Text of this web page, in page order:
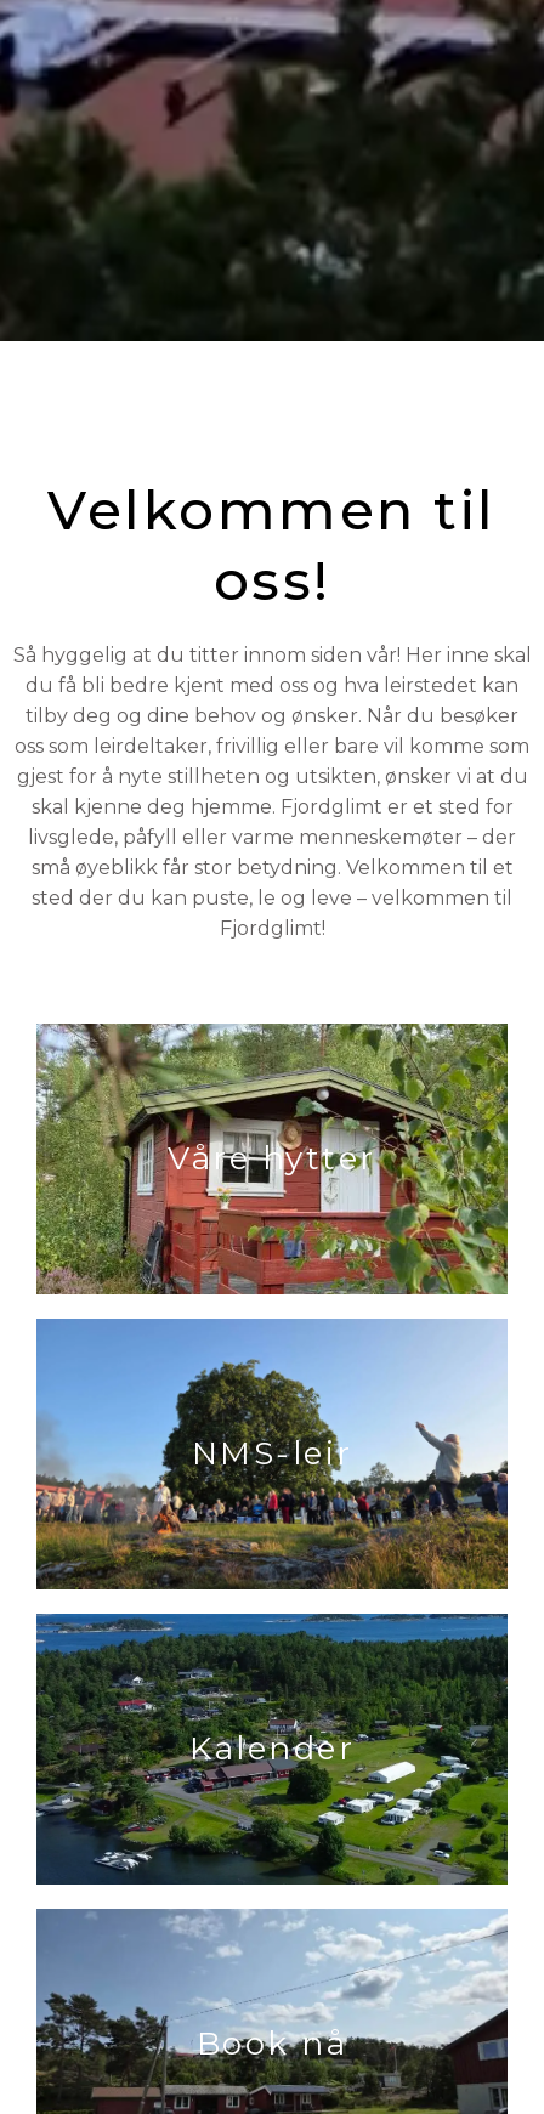
Velkommen til
oss!
Så hyggelig at du titter innom siden vår! Her inne skal
du få bli bedre kjent med oss og hva leirstedet kan
tilby deg og dine behov og ønsker. Når du besøker
oss som leirdeltaker, frivillig eller bare vil komme som
gjest for å nyte stillheten og utsikten, ønsker vi at du
skal kjenne deg hjemme. Fjordglimt er et sted for
livsglede, påfyll eller varme menneskemøter – der
små øyeblikk får stor betydning. Velkommen til et
sted der du kan puste, le og leve – velkommen til
Fjordglimt!
Våre hytter
NMS-leir
Kalender
Book nå